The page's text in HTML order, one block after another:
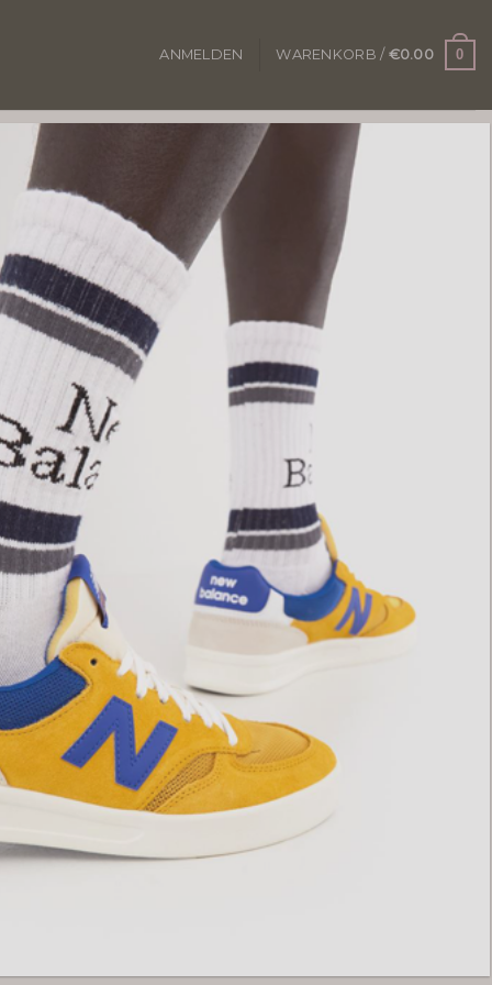
ANMELDEN WARENKORB / €0.00 0